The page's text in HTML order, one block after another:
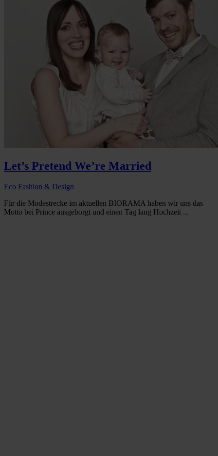
Let’s Pretend We’re Married
Eco Fashion & Design
Für die Modestrecke im aktuellen BIORAMA haben wir uns das
Motto bei Prince ausgeborgt und einen Tag lang Hochzeit ...